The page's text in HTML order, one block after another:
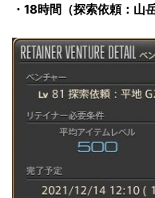
・18時間（探索依頼